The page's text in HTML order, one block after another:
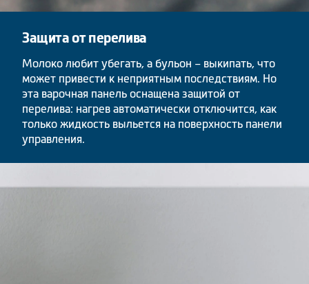
Защита от перелива
Молоко любит убегать, а бульон – выкипать, что
может привести к неприятным последствиям. Но
эта варочная панель оснащена защитой от
перелива: нагрев автоматически отключится, как
только жидкость выльется на поверхность панели
управления.